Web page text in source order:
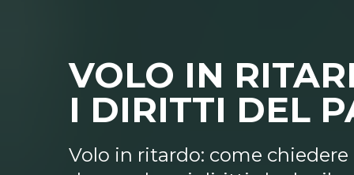
VOLO IN
I DIRITTI DEL
Volo in ritardo: come